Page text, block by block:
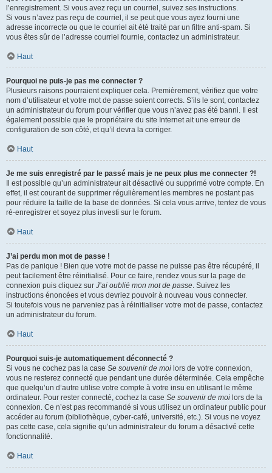
l’enregistrement. Si vous avez reçu un courriel, suivez ses instructions.
Si vous n’avez pas reçu de courriel, il se peut que vous ayez fourni une
adresse incorrecte ou que le courriel ait été traité par un filtre anti-spam. Si
vous êtes sûr de l’adresse courriel fournie, contactez un administrateur.
Haut
Pourquoi ne puis-je pas me connecter ?
Plusieurs raisons pourraient expliquer cela. Premièrement, vérifiez que votre
nom d’utilisateur et votre mot de passe soient corrects. S’ils le sont, contactez
un administrateur du forum pour vérifier que vous n’avez pas été banni. Il est
également possible que le propriétaire du site Internet ait une erreur de
configuration de son côté, et qu’il devra la corriger.
Haut
Je me suis enregistré par le passé mais je ne peux plus me connecter ?!
Il est possible qu’un administrateur ait désactivé ou supprimé votre compte. En
effet, il est courant de supprimer régulièrement les membres ne postant pas
pour réduire la taille de la base de données. Si cela vous arrive, tentez de vous
ré-enregistrer et soyez plus investi sur le forum.
Haut
J’ai perdu mon mot de passe !
Pas de panique ! Bien que votre mot de passe ne puisse pas être récupéré, il
peut facilement être réinitialisé. Pour ce faire, rendez vous sur la page de
connexion puis cliquez sur J’ai oublié mon mot de passe. Suivez les
instructions énoncées et vous devriez pouvoir à nouveau vous connecter.
Si toutefois vous ne parveniez pas à réinitialiser votre mot de passe, contactez
un administrateur du forum.
Haut
Pourquoi suis-je automatiquement déconnecté ?
Si vous ne cochez pas la case Se souvenir de moi lors de votre connexion,
vous ne resterez connecté que pendant une durée déterminée. Cela empêche
que quelqu’un d’autre utilise votre compte à votre insu en utilisant le même
ordinateur. Pour rester connecté, cochez la case Se souvenir de moi lors de la
connexion. Ce n’est pas recommandé si vous utilisez un ordinateur public pour
accéder au forum (bibliothèque, cyber-café, université, etc.). Si vous ne voyez
pas cette case, cela signifie qu’un administrateur du forum a désactivé cette
fonctionnalité.
Haut